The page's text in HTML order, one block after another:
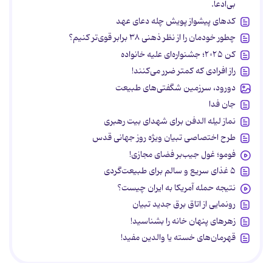
بی‌ادعا.
کدهای پیشواز پویش چله دعای عهد
چطور خودمان را از نظر ذهنی ۳۸ برابر قوی‌تر کنیم؟
کن ۲۰۲۵؛ جشنواره‌ای علیه خانواده
راز افرادی که کمتر ضرر می‌کنند!
دورود، سرزمین شگفتی‌های طبیعت
جان فدا
نماز لیله الدفن برای شهدای بیت رهبری
طرح اختصاصی تبیان ویژه روز جهانی قدس
فومو؛ غول جیب‌بر فضای مجازی!
۵ غذای سریع و سالم برای طبیعت‌گردی
نتیجه حمله آمریکا به ایران چیست؟
رونمایی از اتاق برق جدید تبیان
زهرهای پنهان خانه را بشناسید!
قهرمان‌های خسته یا والدین مفید!